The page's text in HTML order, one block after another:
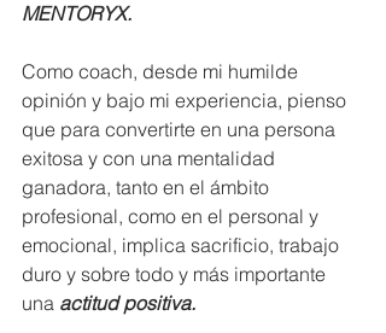
MENTORYX.
Como coach, desde mi humilde
opinión y bajo mi experiencia, pienso
que para convertirte en una persona
exitosa y con una mentalidad
ganadora, tanto en el ámbito
profesional, como en el personal y
emocional, implica sacrificio, trabajo
duro y sobre todo y más importante
una actitud positiva.